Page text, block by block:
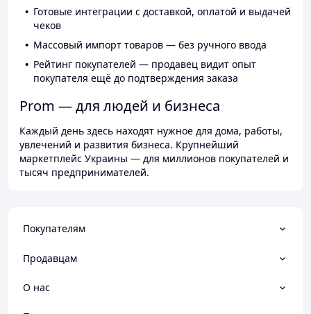
Готовые интеграции с доставкой, оплатой и выдачей
чеков
Массовый импорт товаров — без ручного ввода
Рейтинг покупателей — продавец видит опыт
покупателя ещё до подтверждения заказа
Prom — для людей и бизнеса
Каждый день здесь находят нужное для дома, работы,
увлечений и развития бизнеса. Крупнейший
маркетплейс Украины — для миллионов покупателей и
тысяч предпринимателей.
Покупателям
Продавцам
О нас